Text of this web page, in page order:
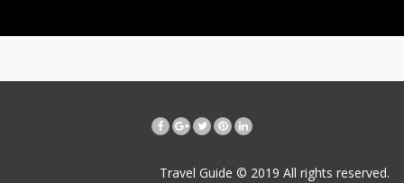
Travel Guide © 2019 All rights reserved.